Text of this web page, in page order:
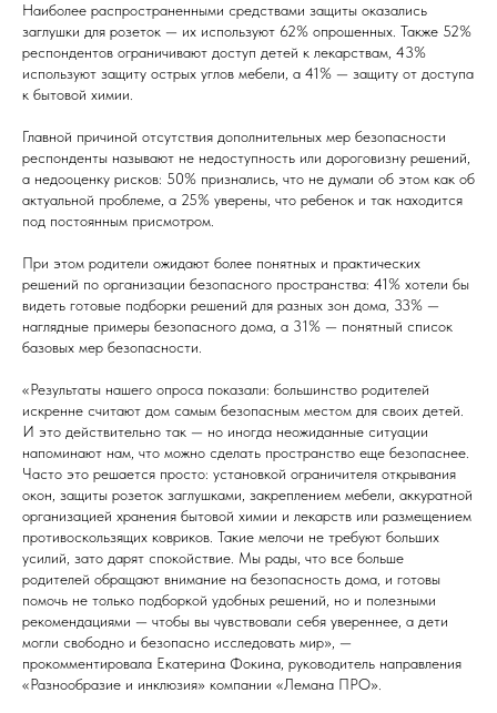
Наиболее распространенными средствами защиты оказались
заглушки для розеток — их используют 62% опрошенных. Также 52%
респондентов ограничивают доступ детей к лекарствам, 43%
используют защиту острых углов мебели, а 41% — защиту от доступа
к бытовой химии.
Главной причиной отсутствия дополнительных мер безопасности
респонденты называют не недоступность или дороговизну решений,
а недооценку рисков: 50% признались, что не думали об этом как об
актуальной проблеме, а 25% уверены, что ребенок и так находится
под постоянным присмотром.
При этом родители ожидают более понятных и практических
решений по организации безопасного пространства: 41% хотели бы
видеть готовые подборки решений для разных зон дома, 33% —
наглядные примеры безопасного дома, а 31% — понятный список
базовых мер безопасности.
«Результаты нашего опроса показали: большинство родителей
искренне считают дом самым безопасным местом для своих детей.
И это действительно так — но иногда неожиданные ситуации
напоминают нам, что можно сделать пространство еще безопаснее.
Часто это решается просто: установкой ограничителя открывания
окон, защиты розеток заглушками, закреплением мебели, аккуратной
организацией хранения бытовой химии и лекарств или размещением
противоскользящих ковриков. Такие мелочи не требуют больших
усилий, зато дарят спокойствие. Мы рады, что все больше
родителей обращают внимание на безопасность дома, и готовы
помочь не только подборкой удобных решений, но и полезными
рекомендациями — чтобы вы чувствовали себя увереннее, а дети
могли свободно и безопасно исследовать мир», —
прокомментировала Екатерина Фокина, руководитель направления
«Разнообразие и инклюзия» компании «Лемана ПРО».